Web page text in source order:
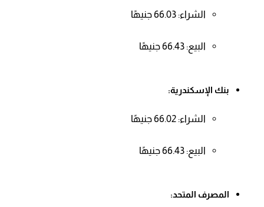
الشراء: 66.03 جنيهًا
البيع: 66.43 جنيهًا
بنك الإسكندرية:
الشراء: 66.02 جنيهًا
البيع: 66.43 جنيهًا
المصرف المتحد: